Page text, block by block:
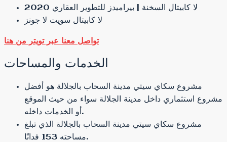
لا كابيتال السخنة | بيراميدز للتطوير العقاري 2020
لا كابيتال سويت لا جونز
تواصل معنا عبر تويتر من هنا
الخدمات والمساحات
مشروع سكاي سيتي مدينة السحاب بالجلالة هو أفضل
مشروع استثماري داخل مدينة الجلالة سواء من حيث الموقع
أو الخدمات داخله.
مشروع سكاي سيتي مدينة السحاب بالجلالة الذي تبلغ
مساحته 153 فدانًا.